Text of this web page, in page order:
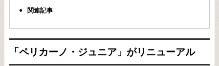
関連記事
「ペリカーノ・ジュニア」がリニューアル